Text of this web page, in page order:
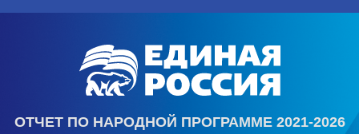
ОТЧЕТ ПО НАРОДНОЙ ПРОГРАММЕ 2021-2026